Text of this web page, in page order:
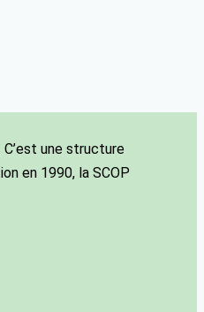
une structure
en 1990, la SCOP